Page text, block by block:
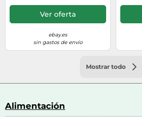
Ver oferta
ebay.es
sin gastos de envío
Mostrar todo
Alimentación